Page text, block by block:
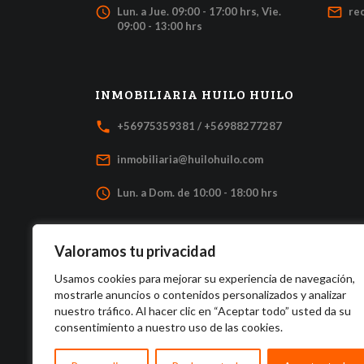
Valoramos tu privacidad
Usamos cookies para mejorar su experiencia de navegación,
mostrarle anuncios o contenidos personalizados y analizar
nuestro tráfico. Al hacer clic en “Aceptar todo” usted da su
consentimiento a nuestro uso de las cookies.
access_time Lun. a Jue. 09:00 - 17:00 hrs, Vie.
09:00 - 13:00 hrs
mail_outline
INMOBILIARIA HUILO HUILO
local_phone +56975359381 / +56988277287
mail_outline inmobiliaria@huilohuilo.com
access_time Lun. a Dom. de 10:00 - 18:00 hrs